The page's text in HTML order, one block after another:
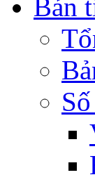
Bản